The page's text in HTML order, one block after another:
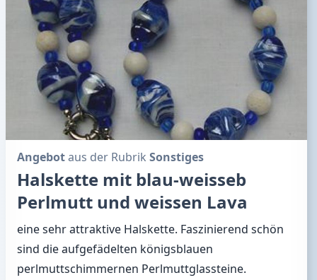
Angebotaus der Rubrik Sonstiges
Halskette mit blau-weisseb
Perlmutt und weissen Lava
eine sehr attraktive Halskette. Faszinierend schön
sind die aufgefädelten königsblauen
perlmuttschimmernen Perlmuttglassteine.